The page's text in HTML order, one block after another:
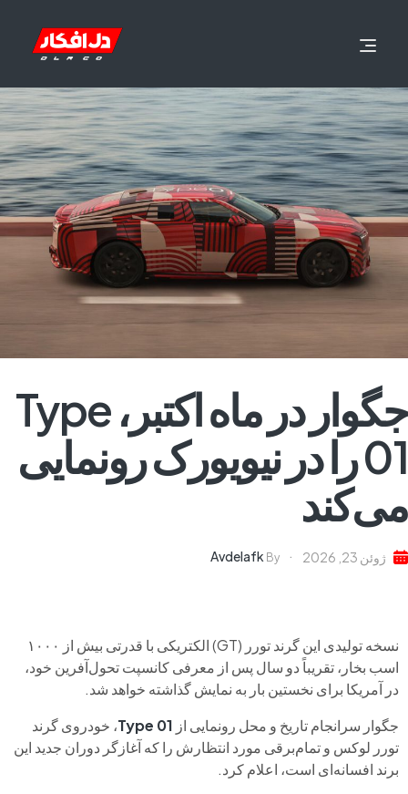
جگوار در ماه اکتبر، Type
01 را در نیویورک رونمایی
می‌کند
ژوئن 23, 2026 By
Avdelafk
نسخه تولیدی این گرند تورر (GT) الکتریکی با قدرتی بیش از ۱۰۰۰
اسب بخار، تقریباً دو سال پس از معرفی کانسپت تحول‌آفرین خود،
در آمریکا برای نخستین بار به نمایش گذاشته خواهد شد.
جگوار سرانجام تاریخ و محل رونمایی از Type 01، خودروی گرند
تورر لوکس و تمام‌برقی مورد انتظارش را که آغازگر دوران جدید این
برند افسانه‌ای است، اعلام کرد.